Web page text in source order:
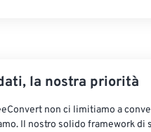
la nostra priorità
non ci limitiamo a
Il nostro solido framework di